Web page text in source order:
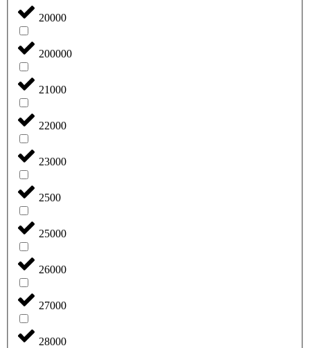
20000
200000
21000
22000
23000
2500
25000
26000
27000
28000